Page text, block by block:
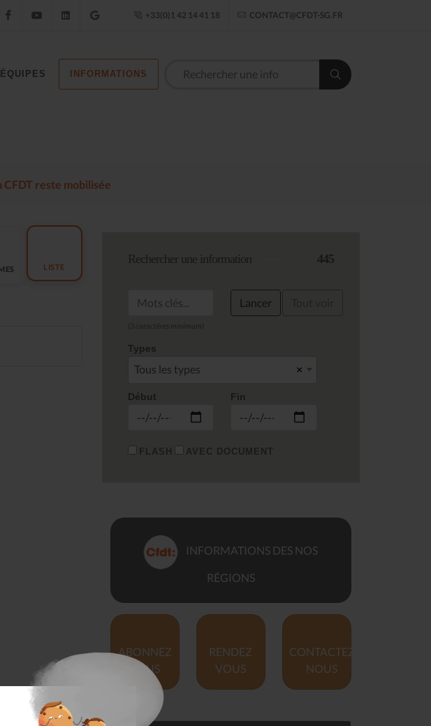
FacebookYouTube LinkedIn Google Établissement
+33(0)1 42 14 41 18 CONTACT@CFDT-SG.FR
ÉQUIPES INFORMATIONS
CFDT reste mobilisée
LISTE
Rechercher une information 445
Lancer
Types
×
Tous les types
Début Fin
FLASH AVEC DOCUMENT
INFORMATIONS DES NOS
RÉGIONS
ABONNEZ
VOUS
RENDEZ
VOUS
CONTACTEZ
NOUS